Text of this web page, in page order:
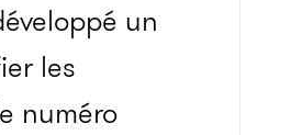
un
les
numéro